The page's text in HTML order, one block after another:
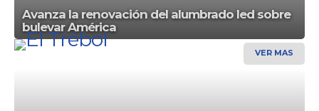
Avanza la renovación del alumbrado led sobre
bulevar América
VER MAS